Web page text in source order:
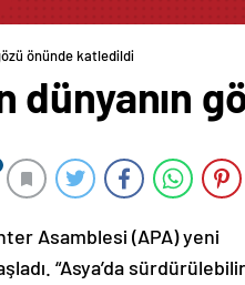
önünde katledildi
dünyanın
Asamblesi (APA) yeni
“Asya’da sürdürülebilir